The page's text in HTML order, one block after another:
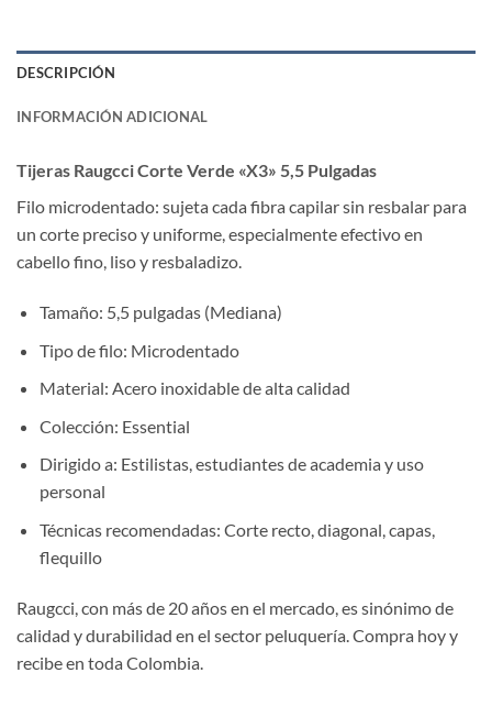
DESCRIPCIÓN
INFORMACIÓN ADICIONAL
Tijeras Raugcci Corte Verde «X3» 5,5 Pulgadas
Filo microdentado: sujeta cada fibra capilar sin resbalar para
un corte preciso y uniforme, especialmente efectivo en
cabello fino, liso y resbaladizo.
Tamaño: 5,5 pulgadas (Mediana)
Tipo de filo: Microdentado
Material: Acero inoxidable de alta calidad
Colección: Essential
Dirigido a: Estilistas, estudiantes de academia y uso
personal
Técnicas recomendadas: Corte recto, diagonal, capas,
flequillo
Raugcci, con más de 20 años en el mercado, es sinónimo de
calidad y durabilidad en el sector peluquería. Compra hoy y
recibe en toda Colombia.